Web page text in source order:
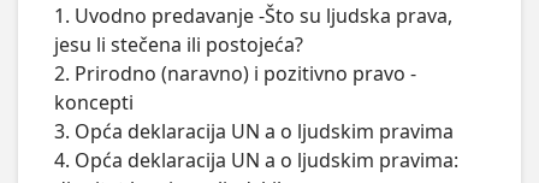
1. Uvodno predavanje -Što su ljudska prava,
jesu li stečena ili postojeća?
2. Prirodno (naravno) i pozitivno pravo -
koncepti
3. Opća deklaracija UN a o ljudskim pravima
4. Opća deklaracija UN a o ljudskim pravima: